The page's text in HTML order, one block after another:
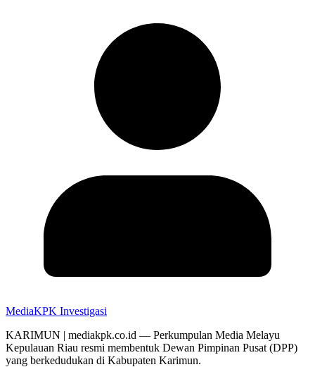
MediaKPK Investigasi
KARIMUN | mediakpk.co.id — Perkumpulan Media Melayu
Kepulauan Riau resmi membentuk Dewan Pimpinan Pusat (DPP)
yang berkedudukan di Kabupaten Karimun.